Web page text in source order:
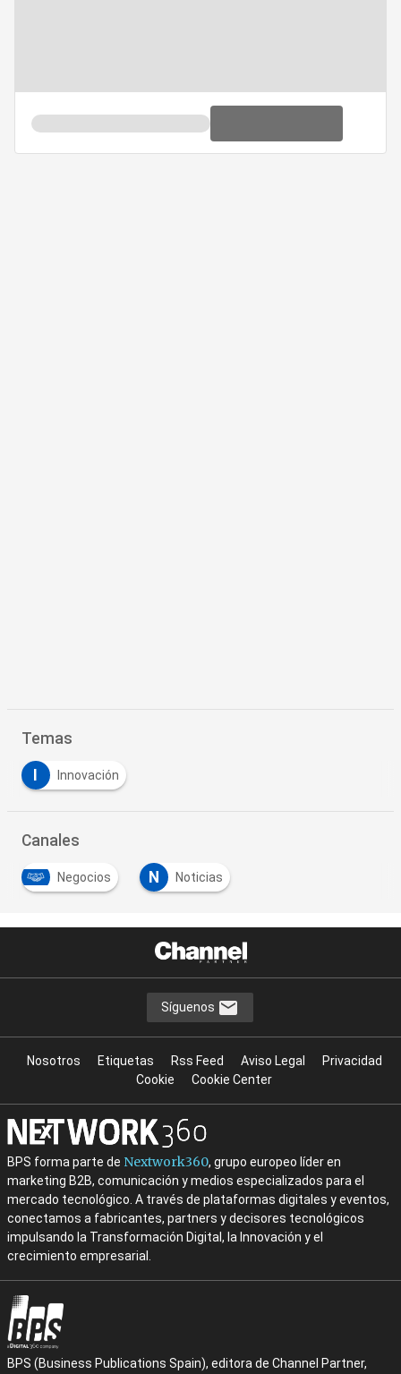
Temas
Innovación
Canales
Negocios N Noticias
Síguenos
Nosotros Etiquetas Rss Feed Aviso Legal
Privacidad
Cookie
Cookie Center
BPS forma parte de Nextwork360, grupo europeo líder en
marketing B2B, comunicación y medios especializados para el
mercado tecnológico. A través de plataformas digitales y eventos,
conectamos a fabricantes, partners y decisores tecnológicos
impulsando la Transformación Digital, la Innovación y el
crecimiento empresarial.
BPS (Business Publications Spain), editora de Channel Partner,